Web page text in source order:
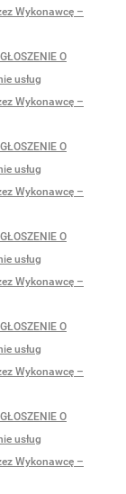
Wykonawcę –
O
usług
Wykonawcę –
O
usług
Wykonawcę –
O
usług
Wykonawcę –
O
usług
Wykonawcę –
O
usług
Wykonawcę –